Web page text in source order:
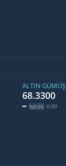
ALTIN GÜMÜŞ
68.3300
%0.00 0.00